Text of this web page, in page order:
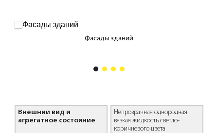
Фасады зданий
1 2 3 4
Внешний вид и
агрегатное состояние
Непрозрачная однородная
вязкая жидкость светло-
коричневого цвета